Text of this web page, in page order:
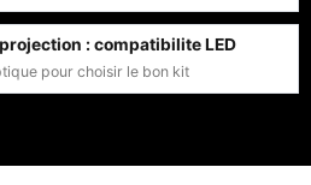
: compatibilite LED
pour choisir le bon kit